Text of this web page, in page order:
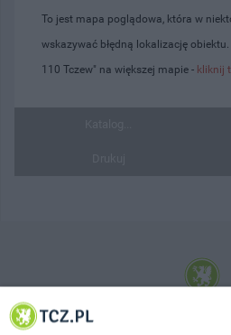
To jest mapa poglądowa, która w
wskazywać błędną lokalizację
110 Tczew" na większej mapie - kliknij
© 2001-2026 Tczew - TCZ.PL Sp. z o.o.